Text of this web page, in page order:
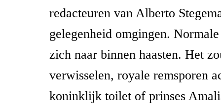
redacteuren van Alberto
gelegenheid omgingen.
zich naar binnen haasten. Het
verwisselen, royale remsporen
koninklijk toilet of prinses